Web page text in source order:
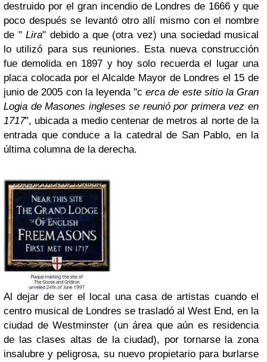
destruido por el gran incendio de Londres de 1666 y que
poco después se levantó otro allí mismo con el nombre
de " Lira" debido a que (otra vez) una sociedad musical
lo utilizó para sus reuniones. Esta nueva construcción
fue demolida en 1897 y hoy solo recuerda el lugar una
placa colocada por el Alcalde Mayor de Londres el 15 de
junio de 2005 con la leyenda "cerca de este sitio la Gran
Logia de Masones ingleses se reunió por primera vez en
1717", ubicada a medio centenar de metros al norte de la
entrada que conduce a la catedral de San Pablo, en la
última columna de la derecha.
Al dejar de ser el local una casa de artistas cuando el
centro musical de Londres se trasladó al West End, en la
ciudad de Westminster (un área que aún es residencia
de las clases altas de la ciudad), por tornarse la zona
insalubre y peligrosa, su nuevo propietario para burlarse